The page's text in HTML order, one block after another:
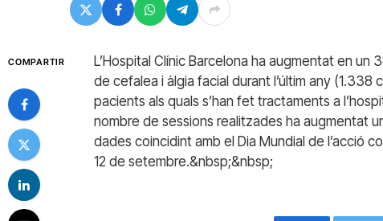
COMPARTIR
L’Hospital Clínic Barcelona ha augmentat en
de cefalea i àlgia facial durant l’últim any (1.338
pacients als quals s’han fet tractaments a
nombre de sessions realitzades ha augmentat
dades coincidint amb el Dia Mundial de l’acció
12 de setembre.&nbsp;&nbsp;